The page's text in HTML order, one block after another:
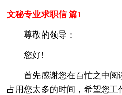
文秘专业求职信 篇1
尊敬的领导：
您好!
首先感谢您在百忙之中阅
占用您太多的时间，希望您工